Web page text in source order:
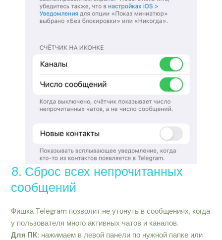
8. Сброс всех непрочитанных
сообщений
Фишка Telegram позволит не утонуть в сообщениях, когда
у пользователя много активных чатов и каналов.
Для ПК: нажимаем в левой панели по нужной папке или